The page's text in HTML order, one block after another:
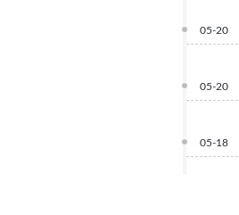
05-20
05-20
05-18